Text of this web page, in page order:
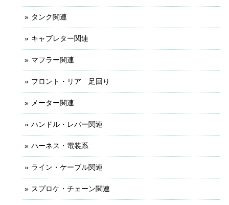
タンク関連
キャブレター関連
マフラー関連
フロント・リア 足回り
メーター関連
ハンドル・レバー関連
ハーネス・電装系
ライン・ケーブル関連
スプロケ・チェーン関連